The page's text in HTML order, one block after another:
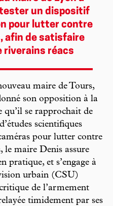
un dispositif
pour lutter contre
afin de satisfaire
riverains réacs
maire de Tours,
son opposition à la
qu’il se rapprochait de
scientifiques
pour lutter contre
le maire Denis assure
pratique, et s’engage à
urbain (CSU)
de l’armement
timidement par ses